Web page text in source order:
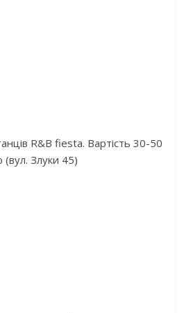
R&В fiesta. Вартість 30-50
(вул. Злуки 45)